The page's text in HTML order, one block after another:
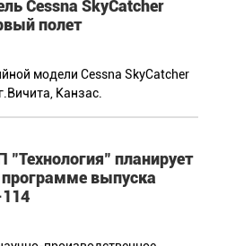
Cessna SkyCatcher
полет
модели Cessna SkyCatcher
Канзас.
"Технология" планирует
программе выпуска